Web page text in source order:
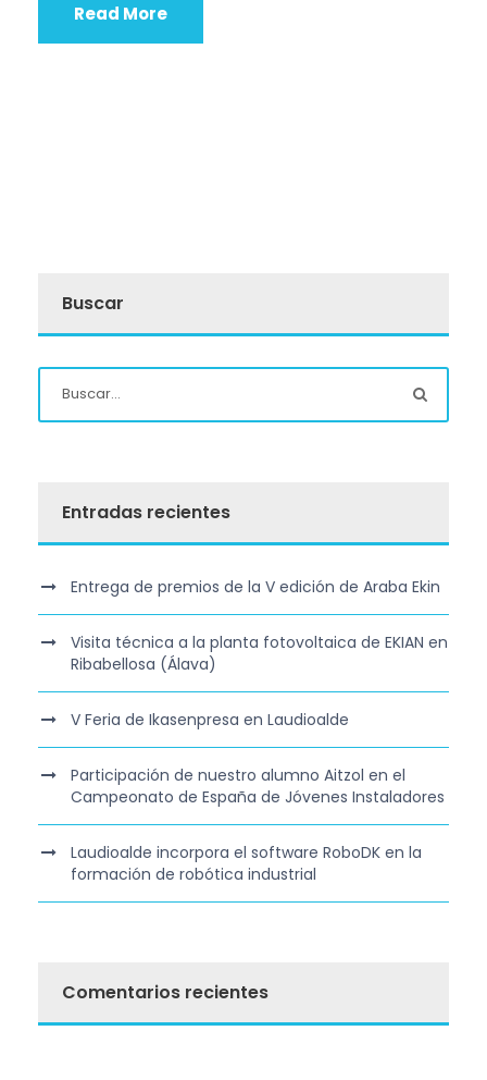
Read More
Buscar
Entradas recientes
Entrega de premios de la V edición de Araba Ekin
Visita técnica a la planta fotovoltaica de EKIAN en
Ribabellosa (Álava)
V Feria de Ikasenpresa en Laudioalde
Participación de nuestro alumno Aitzol en el
Campeonato de España de Jóvenes Instaladores
Laudioalde incorpora el software RoboDK en la
formación de robótica industrial
Comentarios recientes